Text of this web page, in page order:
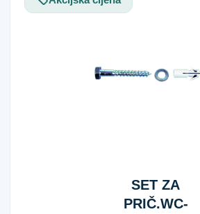
SET ZA
PRIČ.WC-